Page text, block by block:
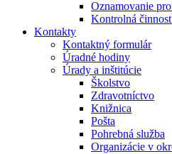
Oznamovanie
Kontrolná
Kontakty
Kontaktný formulár
Úradné hodiny
Úrady a inštitúcie
Školstvo
Zdravotníctvo
Knižnica
Pošta
Pohrebná služba
Organizácie v